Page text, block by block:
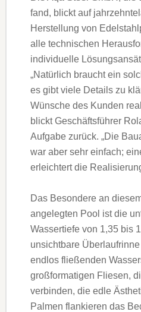
fand, blickt auf
Herstellung von
alle technischen
individuelle
„Natürlich braucht ein
es gibt viele Details zu
Wünsche des Kunden
blickt Geschäftsführer
Aufgabe zurück. „Die
war aber sehr einfach;
erleichtert die
Das Besondere an
angelegten Pool ist die
Wassertiefe von 1,35 bis
unsichtbare
endlos fließenden
großformatigen Fliesen,
verbinden, die edle
Palmen flankieren das